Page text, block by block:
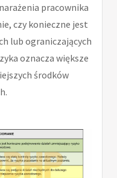
pracownika
czy konieczne jest
lub ograniczających
oznacza większe
środków